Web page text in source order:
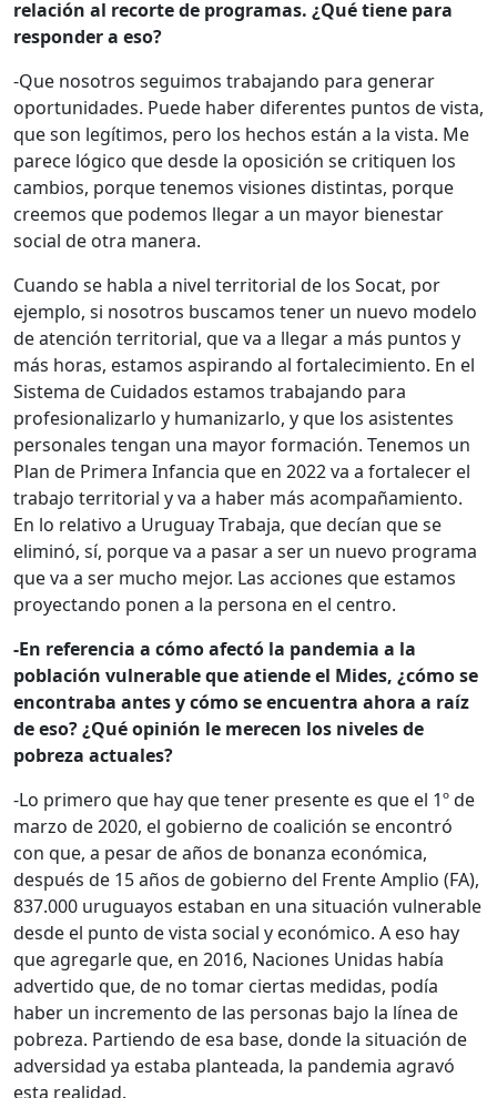
relación al recorte de programas. ¿Qué tiene para
responder a eso?
-Que nosotros seguimos trabajando para generar
oportunidades. Puede haber diferentes puntos de vista,
que son legítimos, pero los hechos están a la vista. Me
parece lógico que desde la oposición se critiquen los
cambios, porque tenemos visiones distintas, porque
creemos que podemos llegar a un mayor bienestar
social de otra manera.
Cuando se habla a nivel territorial de los Socat, por
ejemplo, si nosotros buscamos tener un nuevo modelo
de atención territorial, que va a llegar a más puntos y
más horas, estamos aspirando al fortalecimiento. En el
Sistema de Cuidados estamos trabajando para
profesionalizarlo y humanizarlo, y que los asistentes
personales tengan una mayor formación. Tenemos un
Plan de Primera Infancia que en 2022 va a fortalecer el
trabajo territorial y va a haber más acompañamiento.
En lo relativo a Uruguay Trabaja, que decían que se
eliminó, sí, porque va a pasar a ser un nuevo programa
que va a ser mucho mejor. Las acciones que estamos
proyectando ponen a la persona en el centro.
-En referencia a cómo afectó la pandemia a la
población vulnerable que atiende el Mides, ¿cómo se
encontraba antes y cómo se encuentra ahora a raíz
de eso? ¿Qué opinión le merecen los niveles de
pobreza actuales?
-Lo primero que hay que tener presente es que el 1º de
marzo de 2020, el gobierno de coalición se encontró
con que, a pesar de años de bonanza económica,
después de 15 años de gobierno del Frente Amplio (FA),
837.000 uruguayos estaban en una situación vulnerable
desde el punto de vista social y económico. A eso hay
que agregarle que, en 2016, Naciones Unidas había
advertido que, de no tomar ciertas medidas, podía
haber un incremento de las personas bajo la línea de
pobreza. Partiendo de esa base, donde la situación de
adversidad ya estaba planteada, la pandemia agravó
esta realidad.